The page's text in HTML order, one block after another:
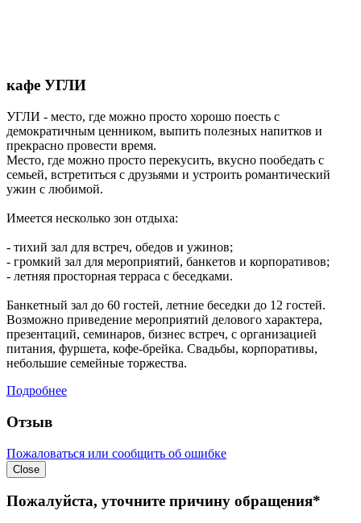
кафе УГЛИ
УГЛИ - место, где можно просто хорошо поесть с
демократичным ценником, выпить полезных напитков и
прекрасно провести время.
Место, где можно просто перекусить, вкусно пообедать с
семьей, встретиться с друзьями и устроить романтический
ужин с любимой.
Имеется несколько зон отдыха:
- тихий зал для встреч, обедов и ужинов;
- громкий зал для мероприятий, банкетов и корпоративов;
- летняя просторная терраса с беседками.
Банкетный зал до 60 гостей, летние беседки до 12 гостей.
Возможно приведение мероприятий делового характера,
презентаций, семинаров, бизнес встреч, с организацией
питания, фуршета, кофе-брейка. Свадьбы, корпоративы,
небольшие семейные торжества.
Подробнее
Отзыв
Пожаловаться или сообщить об ошибке
Close
Пожалуйста, уточните причину обращения*